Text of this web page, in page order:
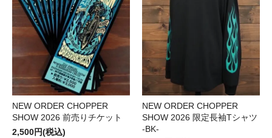
NEW ORDER CHOPPER
SHOW 2026 前売りチケット
2,500円(税込)
NEW ORDER CHOPPER
SHOW 2026 限定長袖Tシャツ
-BK-